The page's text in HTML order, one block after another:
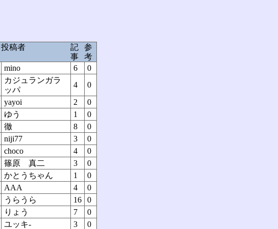
投稿者
記
事
参
考
mino 6
0
カジュランガラ
ッパ
4
0
yayoi 2
0
ゆう 1
0
徹 8
0
niji77 3
0
choco 4
0
篠原 真二 3
0
かとうちゃん 1
0
AAA 4
0
うらうら 16
0
りょう 7
0
ユッキ- 3
0